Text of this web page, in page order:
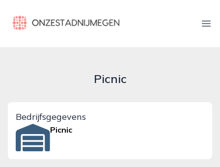
onzestadnijmegen.nl
Picnic
Bedrijfsgegevens
Picnic